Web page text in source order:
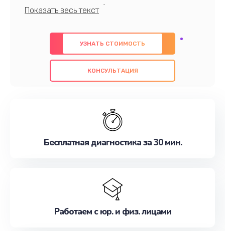
профессионалов с обширными знаниями и
предлагаем быстрый и качественный ремонт с
использованием оригинальных компонентов, а
также гарантируем качество всех
проведенных работ. Наша цель - предоставить
наилучшим образом. Не медлите записаться на
УЗНАТЬ СТОИМОСТЬ
КОНСУЛЬТАЦИЯ
Бесплатная диагностика за 30 мин.
Работаем с юр. и физ. лицами